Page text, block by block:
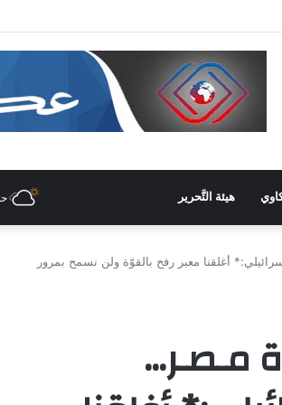
لدعم المشاركة الشّبابيّة في الصّناعة
هيئة التَّحرير
أغلقنا معبر رفح بالقوّة ولن نسمح بمرور
مـصـر…